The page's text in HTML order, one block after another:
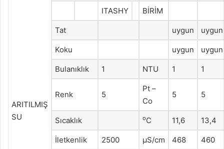
ARITILMIŞ
SU
ITASHY BİRİM
Tat uygun uygun
Koku uygun uygun
Bulanıklık 1 NTU 1 1
Renk 5
Pt –
Co
5 5
Sıcaklık oC 11,6 13,4
İletkenlik 2500 μS/cm 468 460